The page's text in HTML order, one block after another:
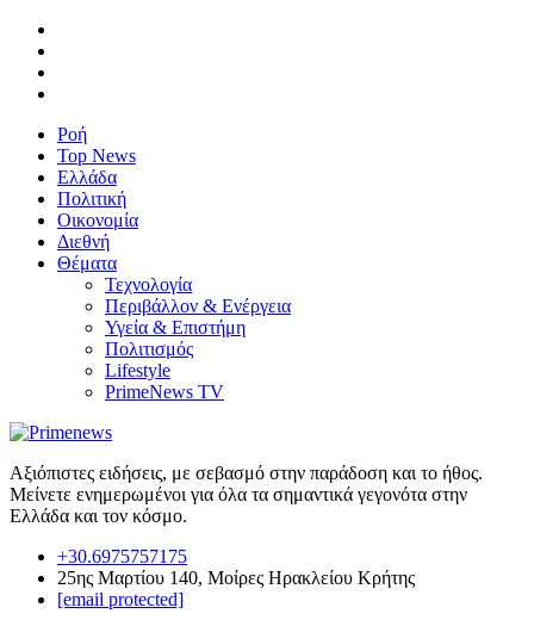
Ροή
Top News
Ελλάδα
Πολιτική
Οικονομία
Διεθνή
Θέματα
Τεχνολογία
Περιβάλλον & Ενέργεια
Υγεία & Επιστήμη
Πολιτισμός
Lifestyle
PrimeNews TV
Αξιόπιστες ειδήσεις, με σεβασμό στην παράδοση και το ήθος.
Μείνετε ενημερωμένοι για όλα τα σημαντικά γεγονότα στην
Ελλάδα και τον κόσμο.
+30.6975757175
25ης Μαρτίου 140, Μοίρες Ηρακλείου Κρήτης
[email protected]